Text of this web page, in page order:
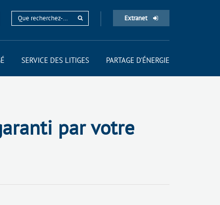
Extranet
SERVICE DES LITIGES PARTAGE D'ÉNERGIE
par votre